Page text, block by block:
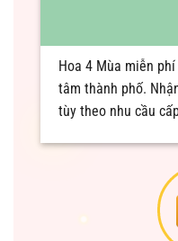
Hoa 4 Mùa miễn
tâm thành phố.
tùy theo nhu cầu